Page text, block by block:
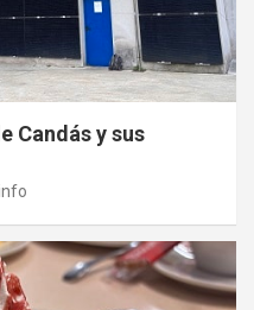
Candás y sus